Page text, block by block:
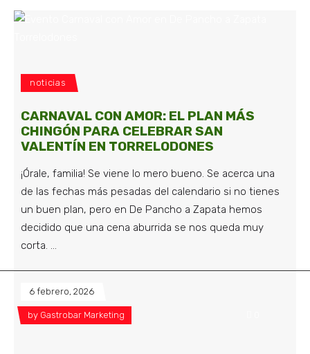
noticias
CARNAVAL CON AMOR: EL PLAN MÁS
CHINGÓN PARA CELEBRAR SAN
VALENTÍN EN TORRELODONES
¡Órale, familia! Se viene lo mero bueno. Se acerca una
de las fechas más pesadas del calendario si no tienes
un buen plan, pero en De Pancho a Zapata hemos
decidido que una cena aburrida se nos queda muy
corta.
6 febrero, 2026
by Gastrobar Marketing